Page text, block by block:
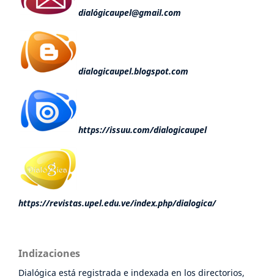
dialógicaupel@gmail.com
dialogicaupel.blogspot.com
https://issuu.com/dialogicaupel
https://revistas.upel.edu.ve/index.php/dialogica/
Indizaciones
Dialógica está registrada e indexada en los directorios,